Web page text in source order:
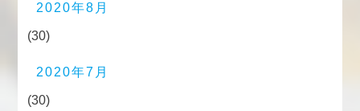
2020年8月
(30)
2020年7月
(30)